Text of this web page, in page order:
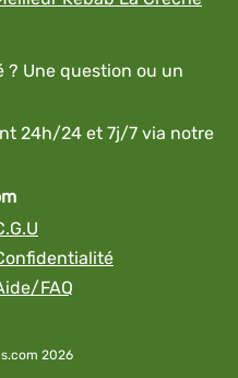
? Une question ou un
24h/24 et 7j/7 via notre
FAQ
2026